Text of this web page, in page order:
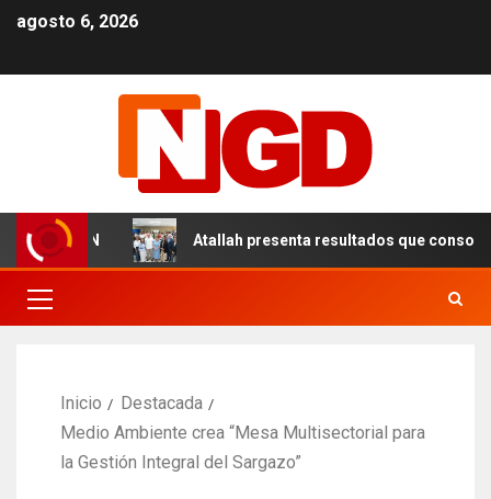
agosto 6, 2026
en el DN Atallah presenta resultados que consolidan
Inicio
Destacada
Medio Ambiente crea “Mesa Multisectorial para
la Gestión Integral del Sargazo”